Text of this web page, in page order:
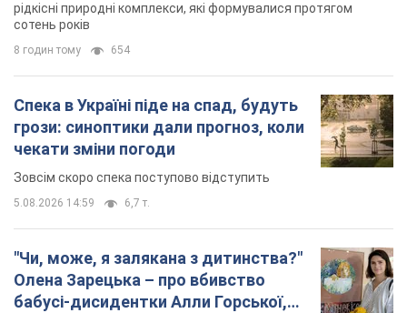
рідкісні природні комплекси, які формувалися протягом
сотень років
8 годин тому 654
Спека в Україні піде на спад, будуть
грози: синоптики дали прогноз, коли
чекати зміни погоди
Зовсім скоро спека поступово відступить
5.08.2026 14:59 6,7 т.
"Чи, може, я залякана з дитинства?"
Олена Зарецька – про вбивство
бабусі-дисидентки Алли Горської,